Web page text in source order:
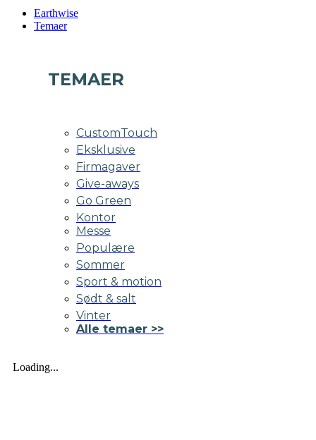
Earthwise
Temaer
TEMAER
CustomTouch
Eksklusive
Firmagaver
Give-aways
Go Green
Kontor
Messe
Populære
Sommer
Sport & motion
Sødt & salt
Vinter
Alle temaer >>
Loading...